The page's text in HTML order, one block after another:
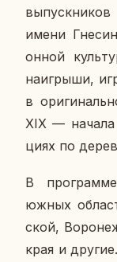
имени
он­ной
на­иг­ры­ши,
в
XIX —
ци­ях по
В
южных
ской,
края и